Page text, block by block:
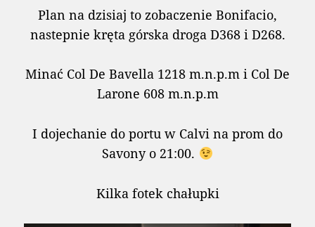
Plan na dzisiaj to zobaczenie Bonifacio,
nastepnie kręta górska droga D368 i D268.
Minać Col De Bavella 1218 m.n.p.m i Col De
Larone 608 m.n.p.m
I dojechanie do portu w Calvi na prom do
Savony o 21:00.
Kilka fotek chałupki